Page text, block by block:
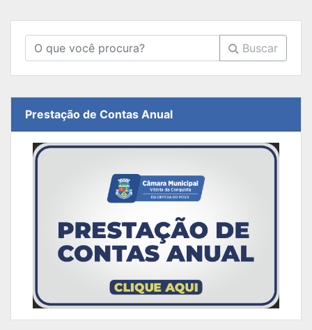
Buscar
Prestação de Contas Anual